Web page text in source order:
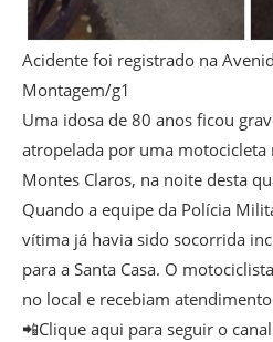
Acidente foi registrado na
Montagem/g1
Uma idosa de 80 anos ficou
atropelada por uma motocicleta
Montes Claros, na noite desta
Quando a equipe da Polícia
vítima já havia sido socorrida
para a Santa Casa. O
no local e recebiam
📲Clique aqui para seguir o